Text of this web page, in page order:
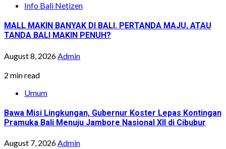
Info Bali Netizen
MALL MAKIN BANYAK DI BALI. PERTANDA MAJU, ATAU
TANDA BALI MAKIN PENUH?
August 8, 2026 Admin
2 min read
Umum
Bawa Misi Lingkungan, Gubernur Koster Lepas Kontingan
Pramuka Bali Menuju Jambore Nasional XII di Cibubur
August 7, 2026Admin